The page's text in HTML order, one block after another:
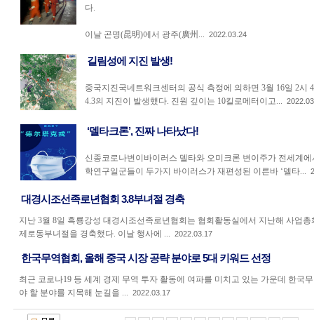
다.
이날 곤명(昆明)에서 광주(廣州... 2022.03.24
길림성에 지진 발생!
중국지진국네트워크센터의 공식 측정에 의하면 3월 16일 2시
4.3의 지진이 발생했다. 진원 깊이는 10킬로메터이고...
‘델타크론’, 진짜 나타났다!
신종코로나변이바이러스 델타와 오미크론 변이주가 전세계
학연구일군들이 두가지 바이러스가 재편성된 이른바 ‘델타...
대경시조선족로년협회 3.8부녀절 경축
지난 3월 8일 흑룡강성 대경시조선족로년협회는 협회활동실에서 지난해 사업
제로동부녀절을 경축했다. 이날 행사에 ... 2022.03.17
한국무역협회, 올해 중국 시장 공략 분야로 5대 키워드 선정
최근 코로나19 등 세계 경제 무역 투자 활동에 여파를 미치고 있는 가운데 한국
야 할 분야를 지목해 눈길을 ... 2022.03.17